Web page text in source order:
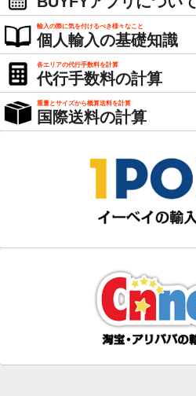
輸入の際に気を付けるべき様々なこと
個人輸入の基礎知識
各エリアの代行手数料を計算
代行手数料の計算
重量とサイズから概算送料を計算
国際送料の計算